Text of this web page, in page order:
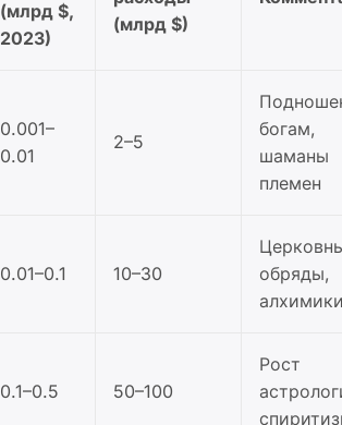
(млрд $,
2023)
(млрд $)
0.001–
0.01
2–5
богам,
шаманы
племен
0.01–0.1 10–30
обряды,
0.1–0.5 50–100
Рост